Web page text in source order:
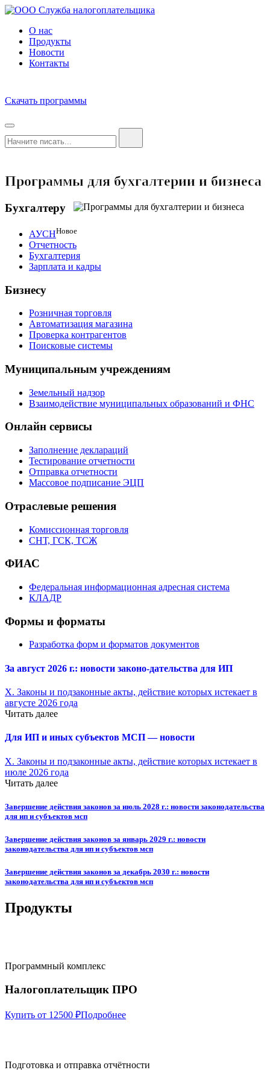
О нас
Продукты
Новости
Контакты
Скачать программы
Программы для бухгалтерии и бизнеса
Бухгалтеру
АУСННовое
Отчетность
Бухгалтерия
Зарплата и кадры
Бизнесу
Розничная торговля
Автоматизация магазина
Проверка контрагентов
Поисковые системы
Муниципальным учреждениям
Земельный надзор
Взаимодействие муниципальных образований и ФНС
Онлайн сервисы
Заполнение деклараций
Тестирование отчетности
Отправка отчетности
Массовое подписание ЭЦП
Отраслевые решения
Комиссионная торговля
СНТ, ГСК, ТСЖ
ФИАС
Федеральная информационная адресная система
КЛАДР
Формы и форматы
Разработка форм и форматов документов
За август 2026 г.: новости законо-дательства для ИП
X. Законы и подзаконные акты, действие которых истекает в
августе 2026 года
Читать далее
Для ИП и иных субъектов МСП — новости
X. Законы и подзаконные акты, действие которых истекает в
июле 2026 года
Читать далее
Завершение действия законов за июль 2028 г.: новости законодательства
для ип и субъектов мсп
Завершение действия законов за январь 2029 г.: новости
законодательства для ип и субъектов мсп
Завершение действия законов за декабрь 2030 г.: новости
законодательства для ип и субъектов мсп
Продукты
Программный комплекс
Налогоплательщик ПРО
Купить от 12500 ₽Подробнее
Подготовка и отправка отчётности